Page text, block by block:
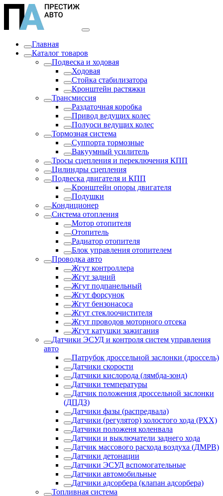
Главная
Каталог товаров
Подвеска и ходовая
Ходовая
Стойка стабилизатора
Кронштейн растяжки
Трансмиссия
Раздаточная коробка
Привод ведущих колес
Полуоси ведущих колес
Тормозная система
Суппорта тормозные
Вакуумный усилитель
Тросы сцепления и переключения КПП
Цилиндры сцепления
Подвеска двигателя и КПП
Кронштейн опоры двигателя
Подушки
Кондиционер
Система отопления
Мотор отопителя
Отопитель
Радиатор отопителя
Блок управления отопителем
Проводка авто
Жгут контроллера
Жгут задний
Жгут подпанельный
Жгут форсунок
Жгут бензонасоса
Жгут стеклоочистителя
Жгут проводов моторного отсека
Жгут катушки зажигания
Датчики ЭСУД и контроля систем управления
авто
Патрубок дроссельной заслонки (дроссель)
Датчики скорости
Датчики кислорода (лямбда-зонд)
Датчики температуры
Датчик положения дроссельной заслонки
(ДПДЗ)
Датчики фазы (распредвала)
Датчики (регулятор) холостого хода (РХХ)
Датчики положеня коленвала
Датчики и выключатели заднего хода
Датчик массового расхода воздуха (ДМРВ)
Датчики детонации
Датчики ЭСУД вспомогательные
Датчики автомобильные
Датчики адсорбера (клапан адсорбера)
Топливная система